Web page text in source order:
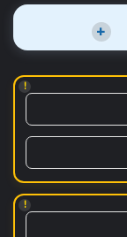
+
!
!